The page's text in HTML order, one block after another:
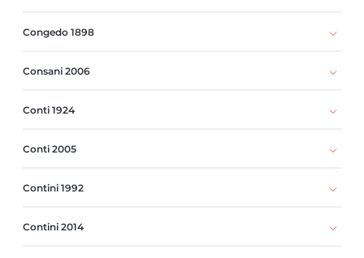
Congedo 1898
Consani 2006
Conti 1924
Conti 2005
Contini 1992
Contini 2014